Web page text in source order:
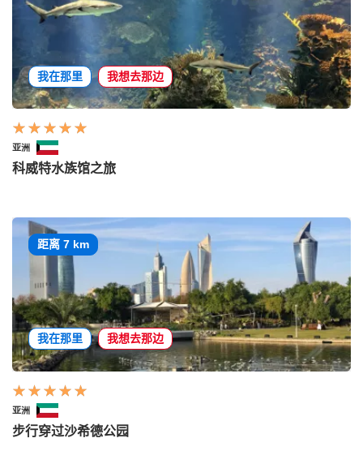
我在那里 我想去那边
亚洲
科威特水族馆之旅
距离 7 km
我在那里 我想去那边
亚洲
步行穿过沙希德公园